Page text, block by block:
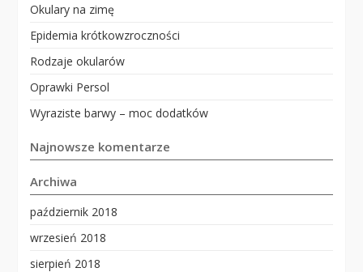
Okulary na zimę
Epidemia krótkowzroczności
Rodzaje okularów
Oprawki Persol
Wyraziste barwy – moc dodatków
Najnowsze komentarze
Archiwa
październik 2018
wrzesień 2018
sierpień 2018